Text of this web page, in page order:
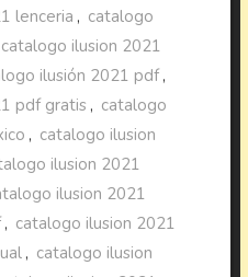
lenceria , catalogo
catalogo ilusion 2021
ilusión 2021 pdf,
pdf gratis , catalogo
, catalogo ilusion
ilusion 2021
ilusion 2021
, catalogo ilusion 2021
, catalogo ilusion